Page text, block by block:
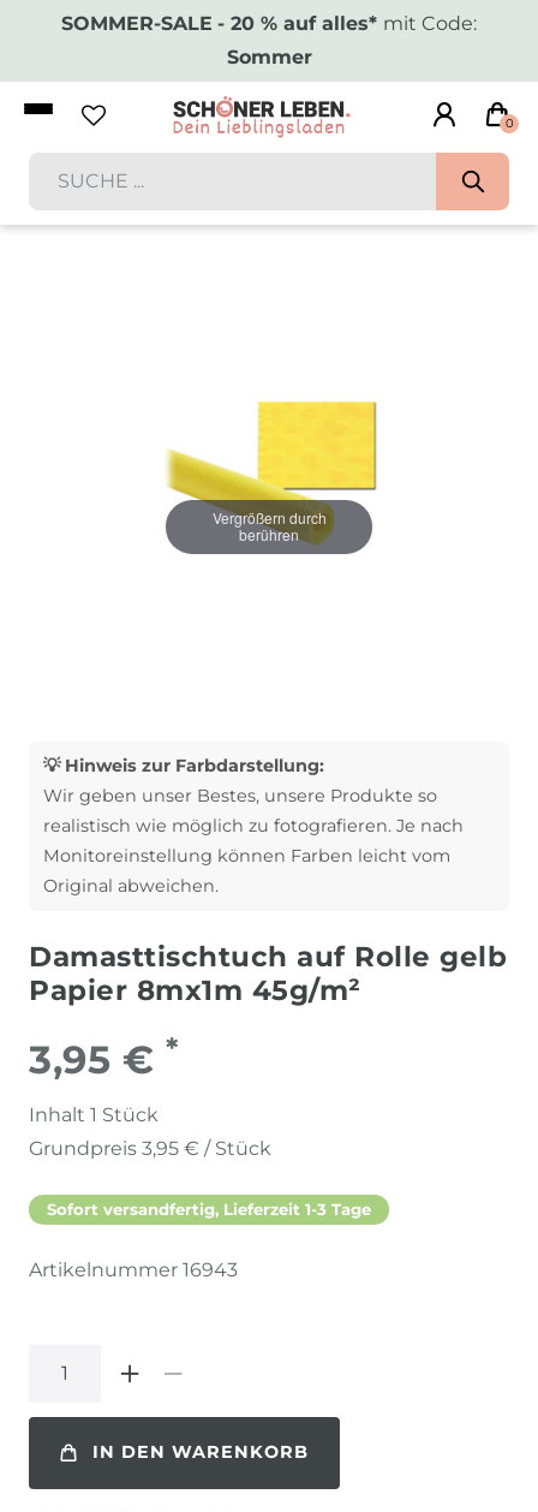
SOMMER-SALE - 20 % auf alles* mit Code:
Sommer
0
Vergrößern durch
berühren
💡 Hinweis zur Farbdarstellung:
Wir geben unser Bestes, unsere Produkte so
realistisch wie möglich zu fotografieren. Je nach
Monitoreinstellung können Farben leicht vom
Original abweichen.
Damasttischtuch auf Rolle gelb
Papier 8mx1m 45g/m²
3,95 € *
Inhalt 1 Stück
Grundpreis 3,95 € / Stück
Sofort versandfertig, Lieferzeit 1-3 Tage
Artikelnummer 16943
IN DEN WARENKORB